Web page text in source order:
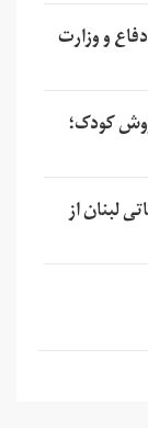
و وزارت
کودک؛
لبنان از